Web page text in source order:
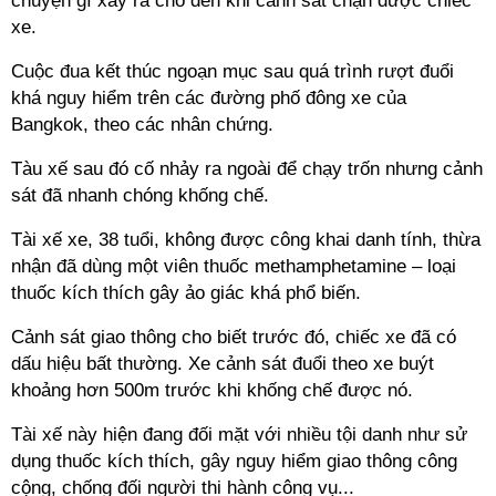
xe.
Cuộc đua kết thúc ngoạn mục sau quá trình rượt đuổi
khá nguy hiểm trên các đường phố đông xe của
Bangkok, theo các nhân chứng.
Tàu xế sau đó cố nhảy ra ngoài để chạy trốn nhưng cảnh
sát đã nhanh chóng khống chế.
Tài xế xe, 38 tuổi, không được công khai danh tính, thừa
nhận đã dùng một viên thuốc methamphetamine – loại
thuốc kích thích gây ảo giác khá phổ biến.
Cảnh sát giao thông cho biết trước đó, chiếc xe đã có
dấu hiệu bất thường. Xe cảnh sát đuổi theo xe buýt
khoảng hơn 500m trước khi khống chế được nó.
Tài xế này hiện đang đối mặt với nhiều tội danh như sử
dụng thuốc kích thích, gây nguy hiểm giao thông công
cộng, chống đối người thi hành công vụ...